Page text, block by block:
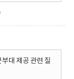
대 제공 관련 질